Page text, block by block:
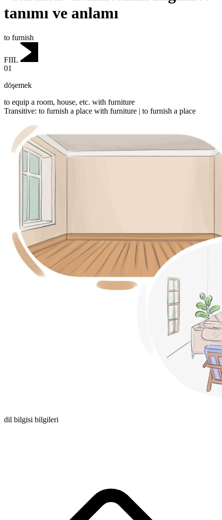
tanımı ve anlamı
to furnish
FIIL
01
döşemek
to equip a room, house, etc. with furniture
Transitive: to furnish a place with furniture | to furnish a place
dil bilgisi bilgileri